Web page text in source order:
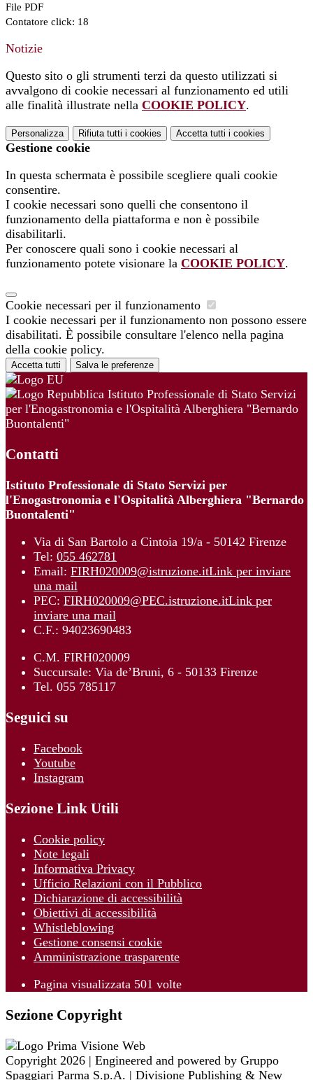
File PDF
Contatore click: 18
Notizie
Questo sito o gli strumenti terzi da questo utilizzati si
avvalgono di cookie necessari al funzionamento ed utili
alle finalità illustrate nella COOKIE POLICY.
Personalizza Rifiuta tutti i cookies Accetta tutti i cookies
Gestione cookie
In questa schermata è possibile scegliere quali cookie
consentire.
I cookie necessari sono quelli che consentono il
funzionamento della piattaforma e non è possibile
disabilitarli.
Per conoscere quali sono i cookie necessari al
funzionamento potete visionare la COOKIE POLICY.
Cookie necessari per il funzionamento
I cookie necessari per il funzionamento non possono essere
disabilitati. È possibile consultare l'elenco nella pagina
della cookie policy.
Accetta tutti Salva le preferenze
Istituto Professionale di Stato Servizi
per l'Enogastronomia e l'Ospitalità Alberghiera "Bernardo
Buontalenti"
Contatti
Istituto Professionale di Stato Servizi per
l'Enogastronomia e l'Ospitalità Alberghiera "Bernardo
Buontalenti"
Via di San Bartolo a Cintoia 19/a - 50142 Firenze
Tel: 055 462781
Email: FIRH020009@istruzione.itLink per inviare
una mail
PEC: FIRH020009@PEC.istruzione.itLink per
inviare una mail
C.F.: 94023690483
C.M. FIRH020009
Succursale: Via de’Bruni, 6 - 50133 Firenze
Tel. 055 785117
Seguici su
Facebook
Youtube
Instagram
Sezione Link Utili
Cookie policy
Note legali
Informativa Privacy
Ufficio Relazioni con il Pubblico
Dichiarazione di accessibilità
Obiettivi di accessibilità
Whistleblowing
Gestione consensi cookie
Amministrazione trasparente
Pagina visualizzata 501 volte
Sezione Copyright
Copyright 2026 | Engineered and powered by Gruppo
Spaggiari Parma S.p.A. | Divisione Publishing & New